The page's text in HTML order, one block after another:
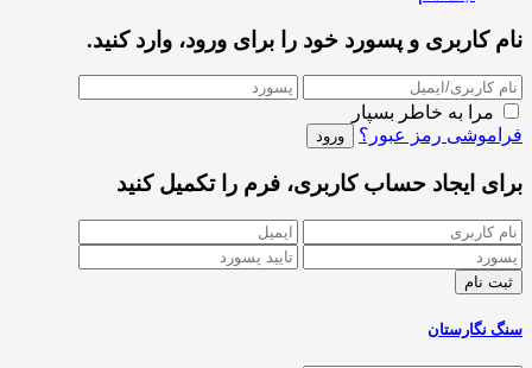
نام کاربری و پسورد خود را برای ورود، وارد کنید.
مرا به خاطر بسپار
فراموشی رمز عبور؟
برای ایجاد حساب کاربری، فرم را تکمیل کنید
سنگ نگارستان